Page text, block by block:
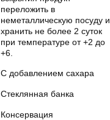
переложить в
неметаллическую посуду и
хранить не более 2 суток
при температуре от +2 до
+6.
С добавлением сахара
Стеклянная банка
Консервация